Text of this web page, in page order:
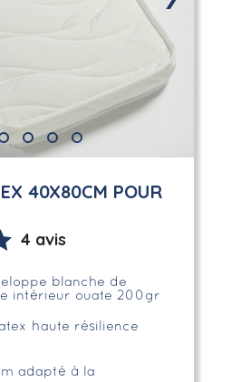
40X80CM POUR
4 avis
blanche de
intérieur ouate 200gr
haute résilience
adapté à la